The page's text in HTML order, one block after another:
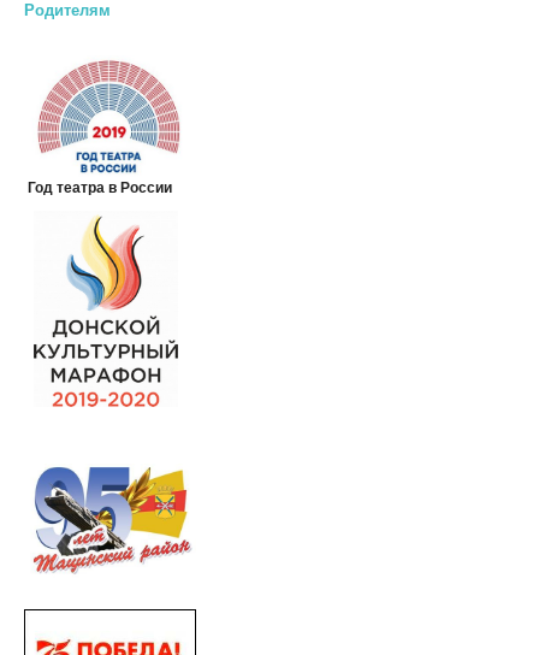
Родителям
Год театра в России